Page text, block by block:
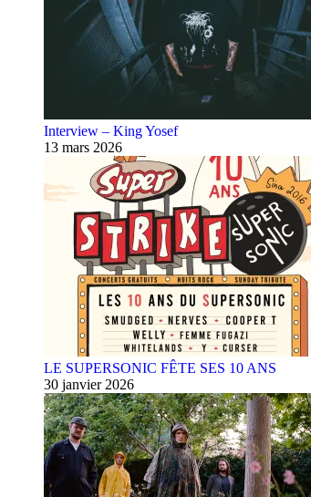
Interview – King Yosef
13 mars 2026
LE SUPERSONIC FÊTE SES 10 ANS
30 janvier 2026